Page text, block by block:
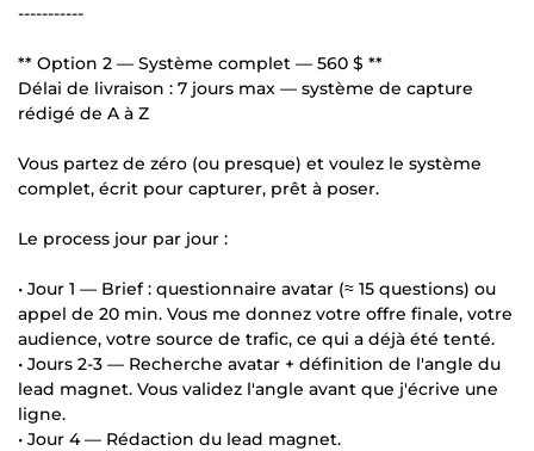
-----------
** Option 2 — Système complet — 560 $ **
Délai de livraison : 7 jours max — système de capture
rédigé de A à Z
Vous partez de zéro (ou presque) et voulez le système
complet, écrit pour capturer, prêt à poser.
Le process jour par jour :
• Jour 1 — Brief : questionnaire avatar (≈ 15 questions) ou
appel de 20 min. Vous me donnez votre offre finale, votre
audience, votre source de trafic, ce qui a déjà été tenté.
• Jours 2-3 — Recherche avatar + définition de l'angle du
lead magnet. Vous validez l'angle avant que j'écrive une
ligne.
• Jour 4 — Rédaction du lead magnet.